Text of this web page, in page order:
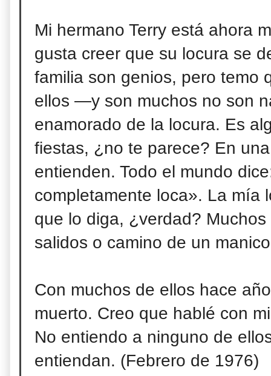
Mi hermano Terry está ahora
gusta creer que su locura se
familia son genios, pero temo
ellos ―y son muchos no son
enamorado de la locura. Es
fiestas, ¿no te parece? En
entienden. Todo el mundo
completamente loca». La mía
que lo diga, ¿verdad?
salidos o camino de un
Con muchos de ellos hace
muerto. Creo que hablé con
No entiendo a ninguno de
entiendan. (Febrero de 1976)